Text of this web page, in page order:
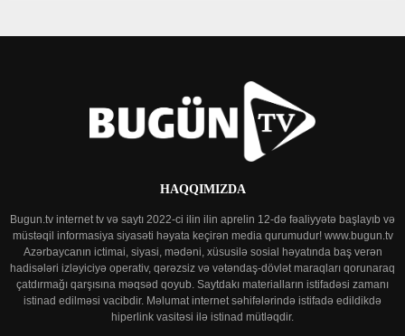
HAQQIMIZDA
Bugun.tv internet tv və saytı 2022-ci ilin ilin aprelin 12-də fəaliyyətə başlayıb və
müstəqil informasiya siyasəti həyata keçirən media qurumudur! www.bugun.tv
Azərbaycanın ictimai, siyasi, mədəni, xüsusilə sosial həyatında baş verən
hadisələri izləyiciyə operativ, qərəzsiz və vətəndaş-dövlət maraqları qorunaraq
çatdırmağı qarşısına məqsəd qoyub. Saytdakı materialların istifadəsi zamanı
istinad edilməsi vacibdir. Məlumat internet səhifələrində istifadə edildikdə
hiperlink vasitəsi ilə istinad mütləqdir.